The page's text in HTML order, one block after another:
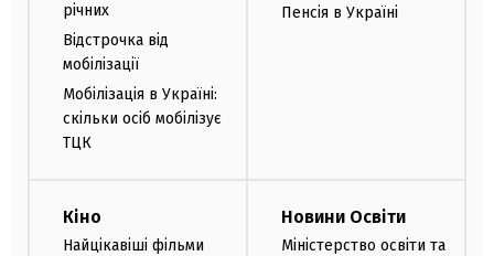
річних
Відстрочка від
мобілізації
Мобілізація в Україні:
скільки осіб мобілізує
ТЦК
Пенсія в Україні
Кіно
Найцікавіші фільми
Новини Освіти
Міністерство освіти та